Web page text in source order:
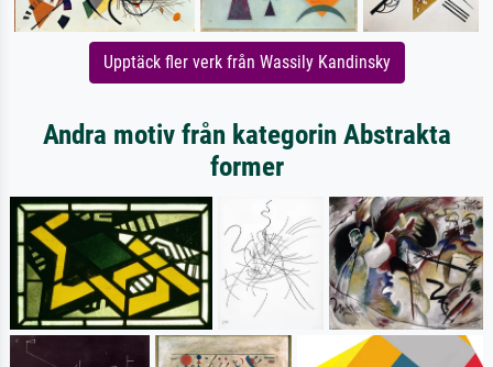
Upptäck fler verk från Wassily Kandinsky
Andra motiv från kategorin Abstrakta
former